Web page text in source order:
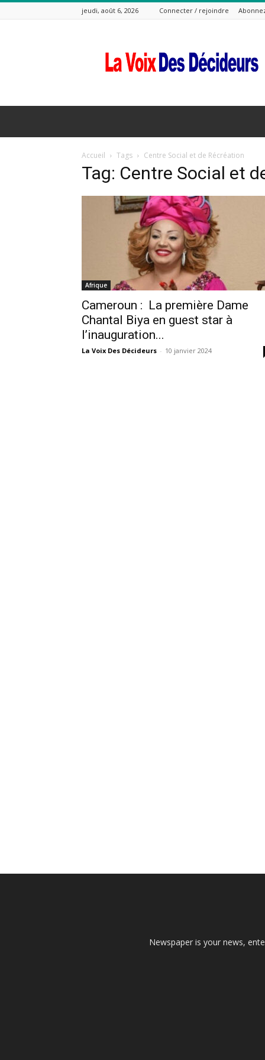
jeudi, août 6, 2026 Connecter / rejoindre
Voix
Des
Accueil Tags Centre Social et de Récréation
Tag: Centre Social et
Afrique
Cameroun : La première Dame
Chantal Biya en guest star à
l’inauguration...
La Voix Des Décideurs - 10 janvier 2024
Newspaper is your news,